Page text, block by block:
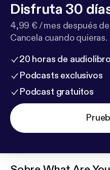
Disfruta 30
4,99 € / mes después de
Cancela cuando quieras.
20 horas de
Podcasts exclusivos
Podcast gratuitos